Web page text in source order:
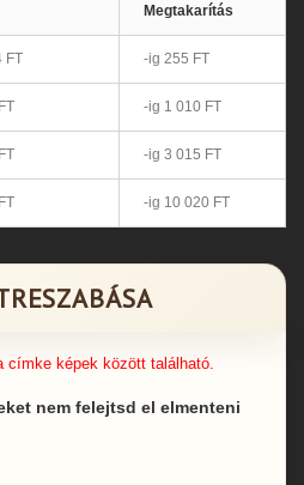
Megtakarítás
FT -ig 255 FT
-ig 1 010 FT
-ig 3 015 FT
-ig 10 020 FT
címke képek között található.
nem felejtsd el elmenteni